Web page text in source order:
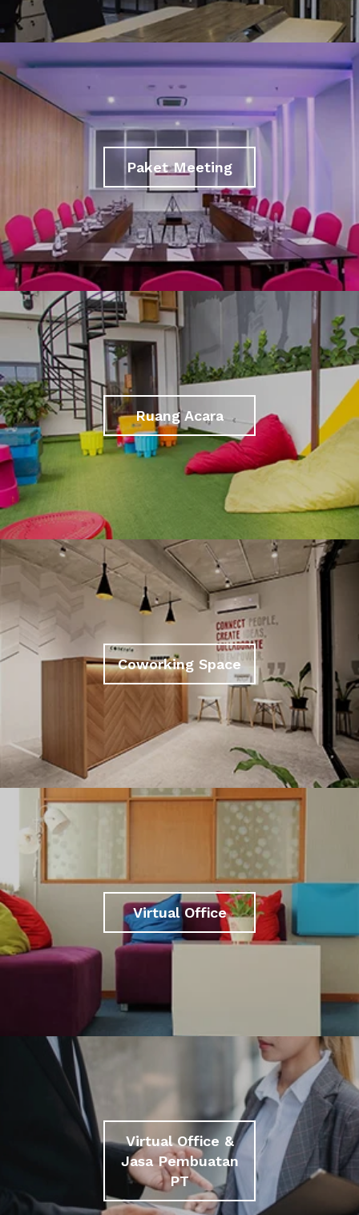
Paket Meeting
Ruang Acara
Coworking Space
Virtual Office
Virtual Office &
Jasa Pembuatan
PT